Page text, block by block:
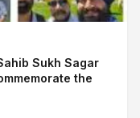
Sukh Sagar
the